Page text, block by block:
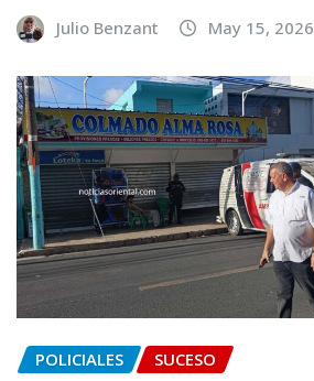
Julio Benzant May 15, 2026
POLICIALES SUCESO